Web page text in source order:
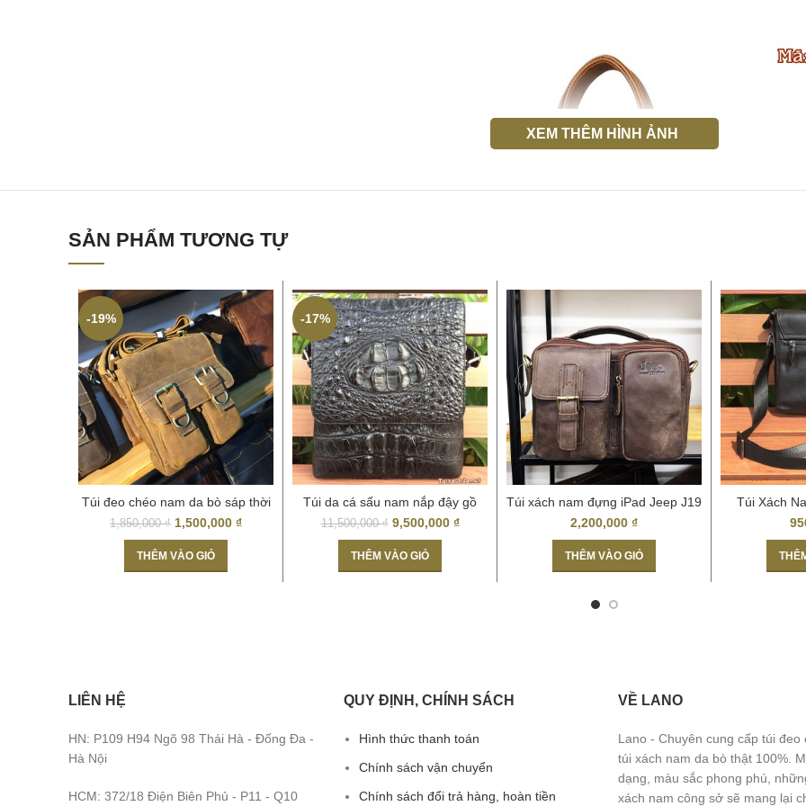
XEM THÊM HÌNH ẢNH
SẢN PHẨM TƯƠNG TỰ
-19%
Túi đeo chéo nam da bò sáp thời
trang nam tính KT54
1,850,000₫ 1,500,000 ₫
THÊM VÀO GIỎ
-17%
Túi da cá sấu nam nắp đậy gồ
đen huyền bí 06
11,500,000₫ 9,500,000 ₫
THÊM VÀO GIỎ
Túi xách nam đựng iPad Jeep J19
– 2017
2,200,000 ₫
THÊM VÀO GIỎ
Túi Xách
LIÊN HỆ
HN: P109 H94 Ngõ 98 Thái Hà - Đống Đa -
Hà Nội
HCM: 372/18 Điện Biên Phủ - P11 - Q10
QUY ĐỊNH, CHÍNH SÁCH
Hình thức thanh toán
Chính sách vận chuyển
Chính sách đổi trả hàng, hoàn tiền
VỀ LANO
Lano - Chuyên cung cấp túi đeo
túi xách nam da bò thật 100%.
dạng, màu sắc phong phú,
xách nam công sở sẽ mang lại